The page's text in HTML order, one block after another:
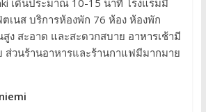
เนส บริการห้องพัก 76 ห้อง ห้องพัก
สูง สะอาด และสะดวกสบาย อาหารเช้ามี
ส่วนร้านอาหารและร้านกาแฟมีมากมาย